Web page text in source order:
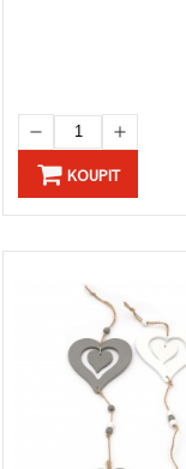
KOUPIT